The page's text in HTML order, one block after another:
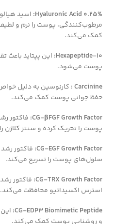
Hyaluronic Acid 0.25%: اسید
مرطوب‌کنندگی، پوست را نرم و
کمک می‌کند.
Hexapeptide-10: این پپتاید باعث
پوست می‌شود.
Carcinine : کارنوسین به دلیل
حفظ جوانی پوست کمک می‌کند.
CG-βFGF Growth Factor: فاکتور
پوست را تحریک کرده و سنتز کلاژن
CG-EGF Growth Factor: فاکتور رشد
سلول‌های پوست را تسریع می‌کند.
CG-TRX Growth Factor: فاکتور
استرس اکسیداتیو محافظت می‌کند.
CG-EDP3 Biomimetic Peptide:
و روشنایی پوست کمک می‌کند.